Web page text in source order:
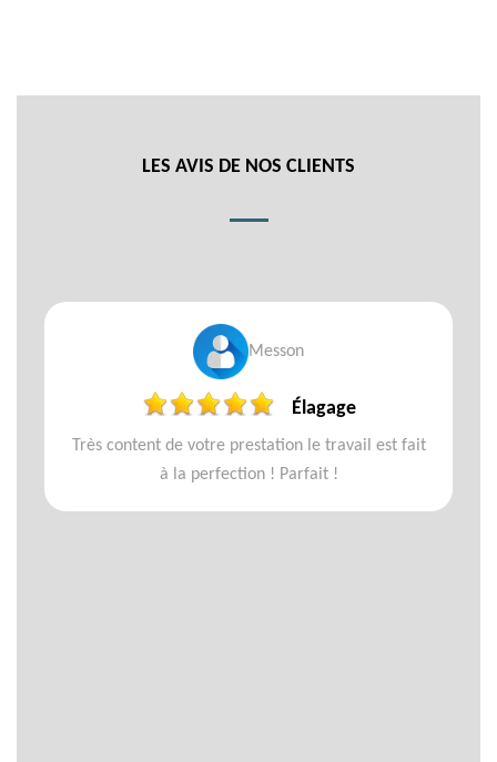
LES AVIS DE NOS CLIENTS
Messon
Élagage
Très content de votre prestation le travail est fait
à la perfection ! Parfait !